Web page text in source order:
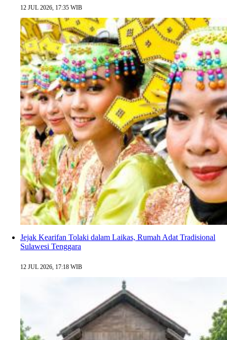
12 JUL 2026, 17:35 WIB
Jejak Kearifan Tolaki dalam Laikas, Rumah Adat Tradisional
Sulawesi Tenggara
12 JUL 2026, 17:18 WIB